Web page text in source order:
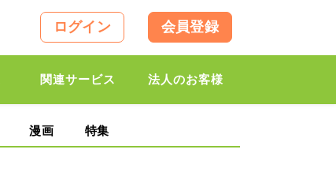
ログイン 会員登録
関連サービス 法人のお客様
漫画 特集